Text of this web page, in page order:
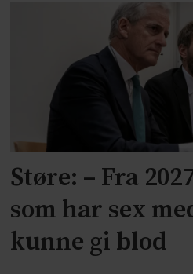
Støre: – Fra
som har sex
kunne gi blod